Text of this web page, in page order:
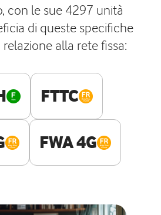
con le sue 4297 unità
di queste specifiche
alla rete fissa:
FTTC
FWA 4G